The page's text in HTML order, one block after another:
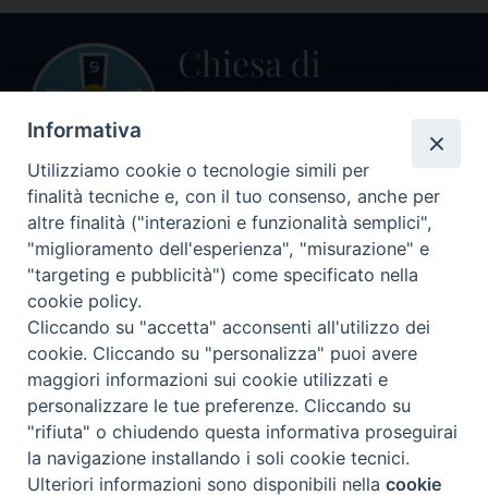
Centralino Curia Vescovile
0541 913711
Indirizzo
47864 PENNABILLI (RN)
Seguici su
Facebook
Instagram
LinkedIn
X YouTube
Feed
Informativa sulla Privacy
Preferenze Cookie
Informativa
Utilizziamo cookie o tecnologie simili per
finalità tecniche e, con il tuo consenso, anche per
altre finalità ("interazioni e funzionalità semplici",
"miglioramento dell'esperienza", "misurazione" e
"targeting e pubblicità") come specificato nella
cookie policy.
Cliccando su "accetta" acconsenti all'utilizzo dei
cookie. Cliccando su "personalizza" puoi avere
maggiori informazioni sui cookie utilizzati e
personalizzare le tue preferenze. Cliccando su
"rifiuta" o chiudendo questa informativa proseguirai
la navigazione installando i soli cookie tecnici.
Ulteriori informazioni sono disponibili nellacookie